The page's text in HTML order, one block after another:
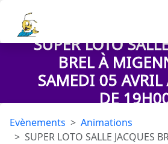
SUPER LOTO
BREL À
SAMEDI 05 AVRIL
DE
Evènements
Animations
SUPER LOTO SALLE JACQUES